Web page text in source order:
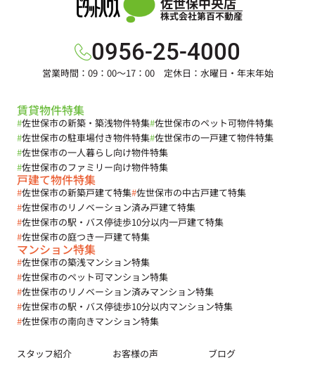
株式会社第百不動産
0956-25-4000
営業時間：09：00～17：00 定休日：水曜日・年末年始
賃貸物件特集
#佐世保市の新築・築浅物件特集#佐世保市のペット可物件特集
#佐世保市の駐車場付き物件特集#佐世保市の一戸建て物件特集
#佐世保市の一人暮らし向け物件特集
#佐世保市のファミリー向け物件特集
戸建て物件特集
#佐世保市の新築戸建て特集#佐世保市の中古戸建て特集
#佐世保市のリノベーション済み戸建て特集
#佐世保市の駅・バス停徒歩10分以内一戸建て特集
#佐世保市の庭つき一戸建て特集
マンション特集
#佐世保市の築浅マンション特集
#佐世保市のペット可マンション特集
#佐世保市のリノベーション済みマンション特集
#佐世保市の駅・バス停徒歩10分以内マンション特集
#佐世保市の南向きマンション特集
スタッフ紹介 お客様の声 ブログ